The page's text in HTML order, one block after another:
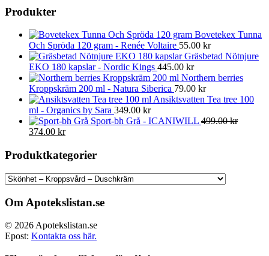
Produkter
Bovetekex Tunna
Och Spröda 120 gram - Renée Voltaire 55.00 kr
Gräsbetad Nötnjure
EKO 180 kapslar - Nordic Kings 445.00 kr
Northern berries
Kroppskräm 200 ml - Natura Siberica 79.00 kr
Ansiktsvatten Tea tree 100
ml - Organics by Sara 349.00 kr
Sport-bh Grå - ICANIWILL 499.00kr
Det
priset
499.00 kr.
374.00 krDet
priset
är:
374.00 kr.
Produktkategorier
Om Apotekslistan.se
© 2026 Apotekslistan.se
Epost: Kontakta oss här.